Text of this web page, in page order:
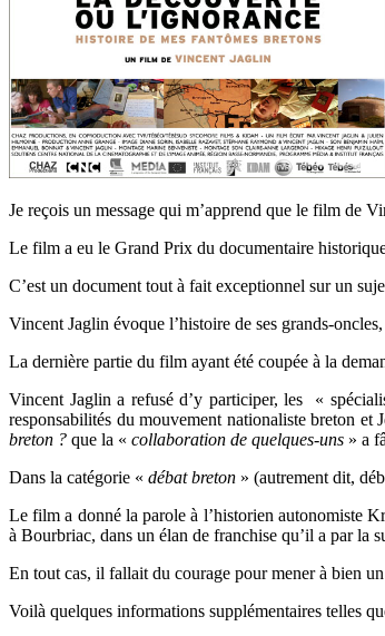
Je reçois un message qui m’apprend que le film de
Le film a eu le Grand Prix du documentaire
C’est un document tout à fait exceptionnel sur un
Vincent Jaglin évoque l’histoire de ses grands-
La dernière partie du film ayant été coupée à la
Vincent Jaglin a refusé d’y participer, les «
responsabilités du mouvement nationaliste breton
breton ? que la « collaboration de quelques-uns » a
Dans la catégorie « débat breton » (autrement dit,
Le film a donné la parole à l’historien autonomiste
à Bourbriac, dans un élan de franchise qu’il a par la
En tout cas, il fallait du courage pour mener à bien
Voilà quelques informations supplémentaires telles